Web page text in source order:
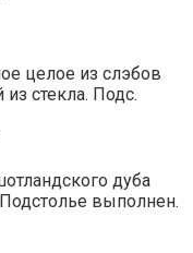
целое из слэбов
стекла. Подс.
дуба
выполнен.